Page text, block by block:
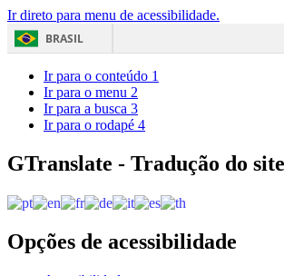
Ir direto para menu de acessibilidade.
BRASIL
Acesso à
Ir para o conteúdo 1
Ir para o menu 2
Ir para a busca 3
Ir para o rodapé 4
GTranslate - Tradução do site
Opções de acessibilidade